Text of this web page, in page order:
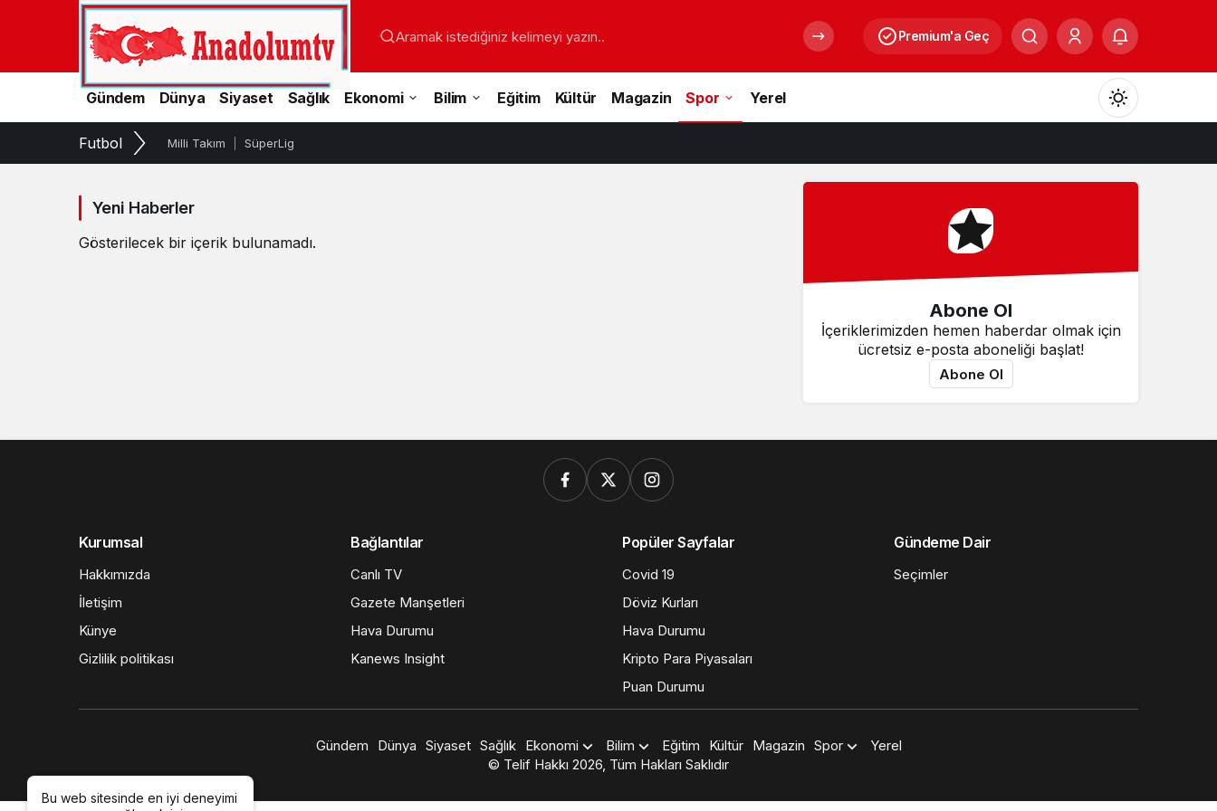
1.Lig
Haberleri
Aramak istediğiniz kelimeyi yazın.. Premium'a Geç
Gündem Dünya Siyaset Sağlık Ekonomi Bilim Eğitim Kültür Magazin Spor Yerel
Mod
değiştir
Gündüz Modu
Gündüz modunu seçin.
Gece Modu
Gece modunu seçin.
Sistem Modu
Futbol Milli Takım SüperLig
Yeni Haberler
Gösterilecek bir içerik bulunamadı.
Abone Ol
İçeriklerimizden hemen haberdar olmak için
ücretsiz e-posta aboneliği başlat!
Abone Ol
Bu web sitesinde en iyi deneyimi
Kurumsal
Hakkımızda
İletişim
Künye
Gizlilik politikası
Bağlantılar
Canlı TV
Gazete Manşetleri
Hava Durumu
Kanews Insight
Popüler Sayfalar
Covid 19
Döviz Kurları
Hava Durumu
Kripto Para Piyasaları
Puan Durumu
Gündeme Dair
Seçimler
Gündem Dünya Siyaset Sağlık Ekonomi Bilim Eğitim Kültür Magazin Spor
Yerel
© Telif Hakkı 2026, Tüm Hakları Saklıdır